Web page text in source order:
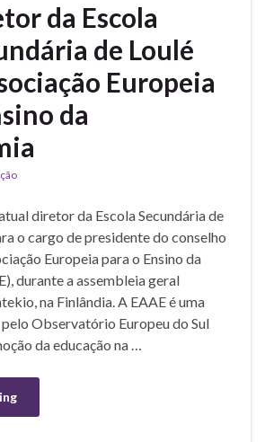
da Escola
de Loulé
Europeia
da
diretor da Escola Secundária de
o cargo de presidente do conselho
Europeia para o Ensino da
durante a assembleia geral
na Finlândia. A EAAE é uma
Observatório Europeu do Sul
da educação na …